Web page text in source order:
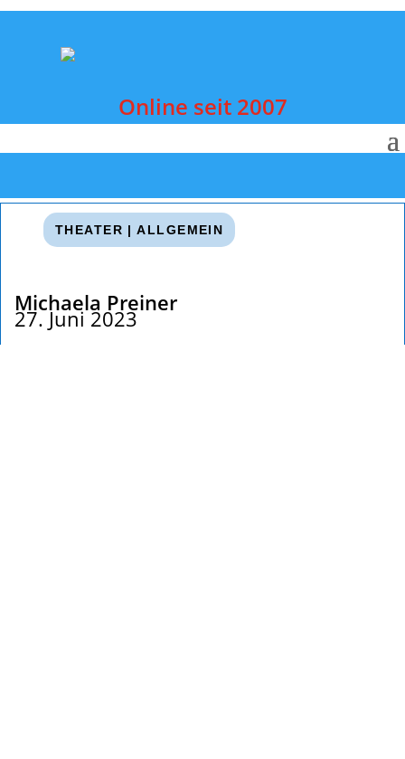
Online seit 2007
THEATER |ALLGEMEIN
Michaela Preiner
27. Juni 2023